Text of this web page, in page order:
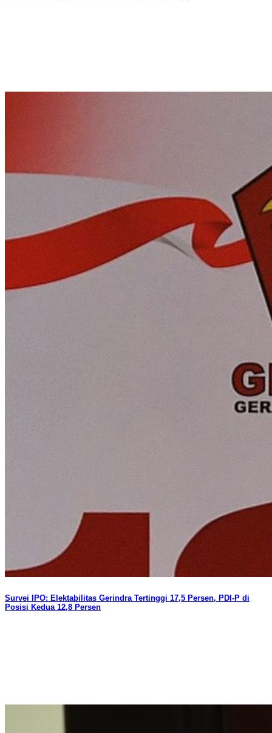
Survei IPO: Elektabilitas Gerindra Tertinggi 17,5 Persen, PDI-P di
Posisi Kedua 12,8 Persen